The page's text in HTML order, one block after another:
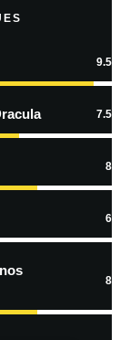
En savoir
9.5
7.5
8
6
8